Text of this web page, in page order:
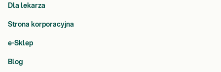
Dla lekarza
Strona korporacyjna
e-Sklep
Blog